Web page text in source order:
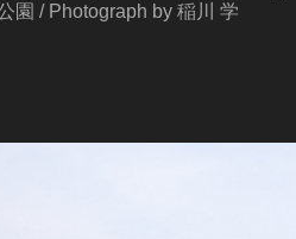
園 / Photograph by 稲川 学